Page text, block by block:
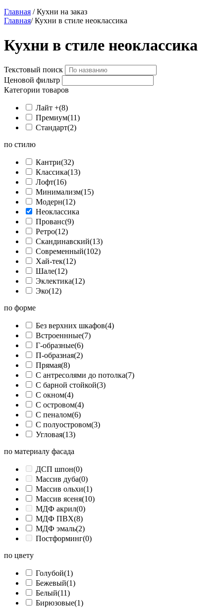
Главная / Кухни на заказ
Главная/Кухни в стиле неоклассика
Кухни в стиле неоклассика
Текстовый поиск
Ценовой фильтр
Категории товаров
Лайт +(8)
Премиум(11)
Стандарт(2)
по стилю
Кантри(32)
Классика(13)
Лофт(16)
Минимализм(15)
Модерн(12)
Неоклассика
Прованс(9)
Ретро(12)
Скандинавский(13)
Современный(102)
Хай-тек(12)
Шале(12)
Эклектика(12)
Эко(12)
по форме
Без верхних шкафов(4)
Встроеннные(7)
Г-образные(6)
П-образная(2)
Прямая(8)
С антресолями до потолка(7)
С барной стойкой(3)
С окном(4)
С островом(4)
С пеналом(6)
С полуостровом(3)
Угловая(13)
по материалу фасада
ДСП шпон(0)
Массив дуба(0)
Массив ольхи(1)
Массив ясеня(10)
МДФ акрил(0)
МДФ ПВХ(8)
МДФ эмаль(2)
Постформинг(0)
по цвету
Голубой(1)
Бежевый(1)
Белый(11)
Бирюзовые(1)